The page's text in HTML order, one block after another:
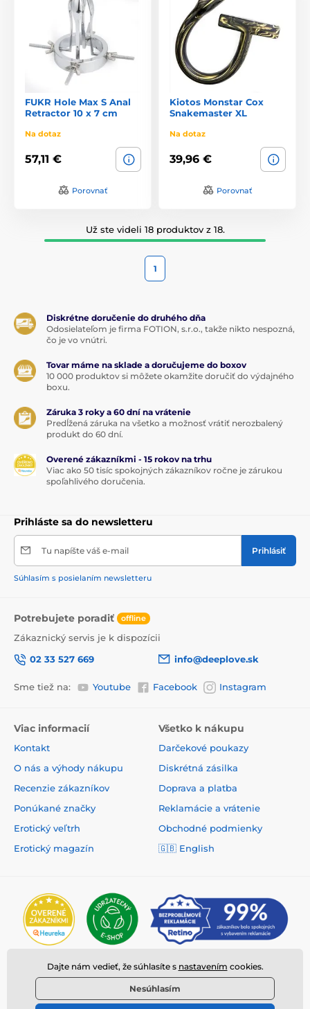
FUKR Hole Max S Anal
Retractor 10 x 7 cm
Na dotaz
57,11 €
Porovnať
Kiotos Monstar Cox
Snakemaster XL
Na dotaz
39,96 €
Porovnať
Už ste videli 18 produktov z 18.
1
Diskrétne doručenie do druhého dňa
Odosielateľom je firma FOTION, s.r.o., takže nikto nespozná,
čo je vo vnútri.
Tovar máme na sklade a doručujeme do boxov
10 000 produktov si môžete okamžite doručiť do výdajného
boxu.
Záruka 3 roky a 60 dní na vrátenie
Predĺžená záruka na všetko a možnosť vrátiť nerozbalený
produkt do 60 dní.
Overené zákazníkmi - 15 rokov na trhu
Viac ako 50 tisíc spokojných zákazníkov ročne je zárukou
spoľahlivého doručenia.
Prihláste sa do newsletteru
Tu napíšte váš e-mail Prihlásiť
Súhlasím s posielaním newsletteru
Potrebujete poradiť offline
Zákaznický servis je k dispozícii
02 33 527 669
info@deeplove.sk
Sme tiež na: Youtube Facebook Instagram
Viac informacií
Kontakt
O nás a výhody nákupu
Recenzie zákazníkov
Ponúkané značky
Erotický veľtrh
Erotický magazín
Všetko k nákupu
Darčekové poukazy
Diskrétná zásilka
Doprava a platba
Reklamácie a vrátenie
Obchodné podmienky
🇬🇧 English
Dajte nám vedieť, že súhlasíte s nastavením cookies.
Nesúhlasím